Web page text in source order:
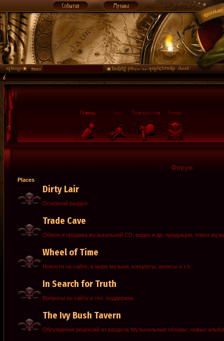
Форум
Places
Dirty Lair
Основной раздел
Trade Cave
Обмен и продажа музыкальной CD, видео и др. продукции, поиск
Wheel of Time
Новости на сайте, в мире музыки, концерты, анонсы и т.п.
In Search for Truth
Вопросы по сайту и тех. поддержка
The Ivy Bush Tavern
Обсуждение рецензий из раздела 'Музыкальные обзоры', новых